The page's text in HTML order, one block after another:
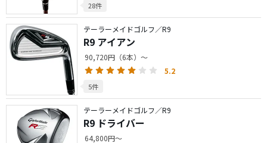
28件
テーラーメイドゴルフ／R9
R9 アイアン
90,720円（6本）～
5.2
5件
テーラーメイドゴルフ／R9
R9 ドライバー
64,800円～